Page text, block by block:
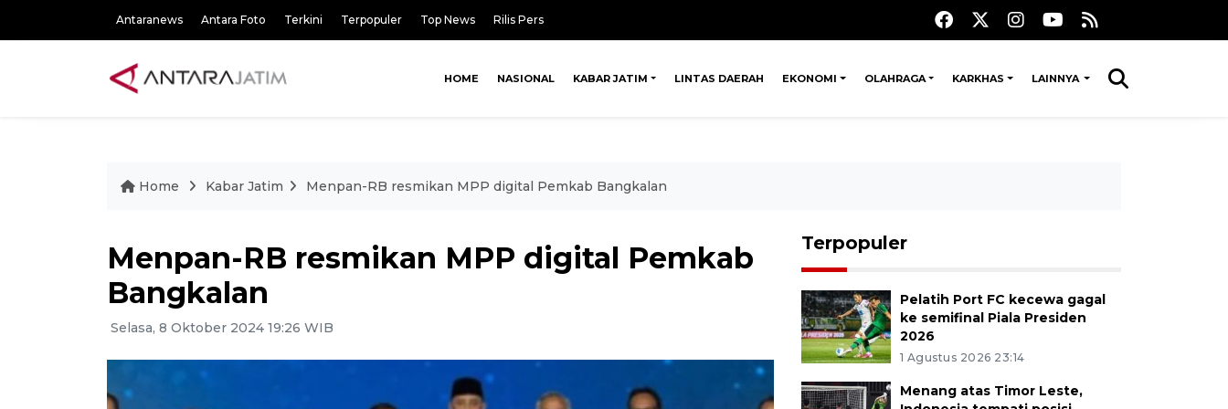
Antaranews Antara Foto Terkini Terpopuler Top News Rilis Pers
HOME NASIONAL KABAR JATIM LINTAS DAERAH EKONOMI OLAHRAGA KARKHAS LAINNYA
Home Kabar Jatim Menpan-RB resmikan MPP digital Pemkab Bangkalan
Menpan-RB resmikan MPP digital Pemkab
Bangkalan
Selasa, 8 Oktober 2024 19:26 WIB
Terpopuler
Pelatih Port FC kecewa gagal
ke semifinal Piala Presiden
2026
1 Agustus 2026 23:14
Menang atas Timor Leste,